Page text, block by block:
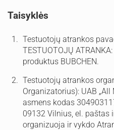
Taisyklės
Testuotojų atrankos
TESTUOTOJŲ
produktus BUBCHEN.
Testuotojų atrankos
Organizatorius): UAB
asmens kodas
09132 Vilnius, el. paštas
organizuoja ir vykdo